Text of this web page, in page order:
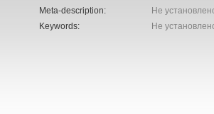
Meta-description:
Не
Keywords:
Не